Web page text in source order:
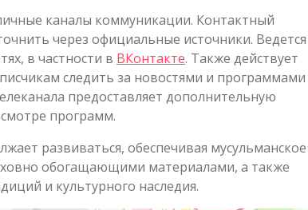
каналы коммуникации. Контактный
через официальные источники. Ведется
в частности в ВКонтакте. Также действует
следить за новостями и программами
предоставляет дополнительную
программ.
развиваться, обеспечивая мусульманское
обогащающими материалами, а также
и культурного наследия.